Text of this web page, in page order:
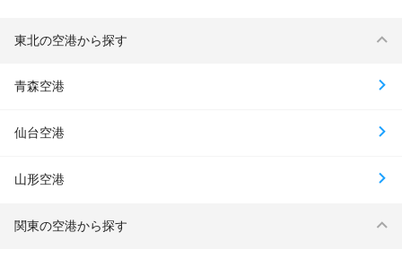
東北の空港から探す
青森空港
仙台空港
山形空港
関東の空港から探す